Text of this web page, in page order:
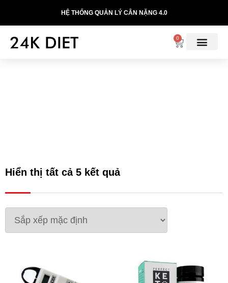
HỆ THỐNG QUẢN LÝ CÂN NẶNG 4.0
0
Hiển thị tất cả 5 kết quả